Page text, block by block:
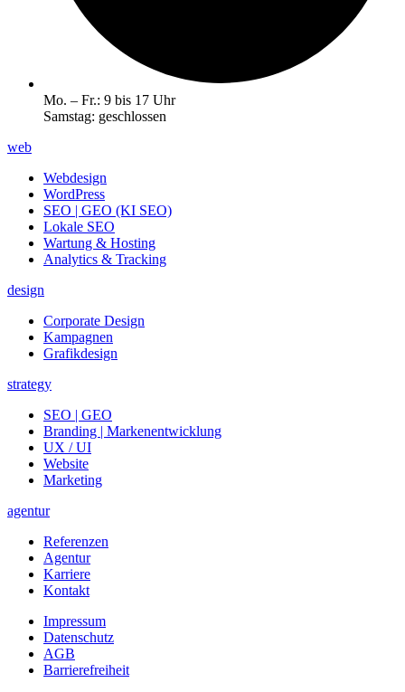
Mo. – Fr.: 9 bis 17 Uhr
Samstag: geschlossen
web
Webdesign
WordPress
SEO | GEO (KI SEO)
Lokale SEO
Wartung & Hosting
Analytics & Tracking
design
Corporate Design
Kampagnen
Grafikdesign
strategy
SEO | GEO
Branding | Marken­entwicklung
UX / UI
Website
Marketing
agentur
Referenzen
Agentur
Karriere
Kontakt
Impressum
Datenschutz
AGB
Barrierefreiheit